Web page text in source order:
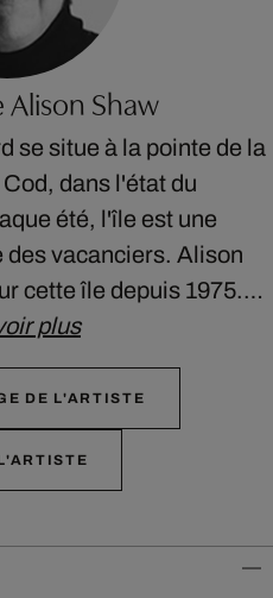
Shaw
se situe à la pointe de la
dans l'état du
été, l'île est une
vacanciers. Alison
cette île depuis 1975.…
plus
DE L'ARTISTE